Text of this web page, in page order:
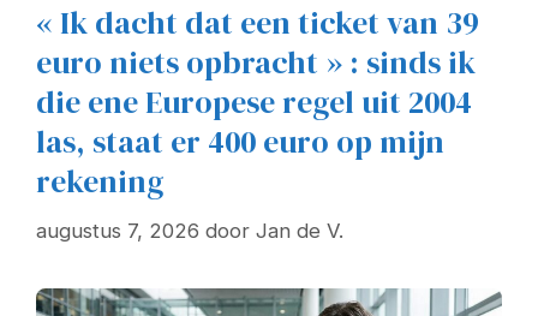
« Ik dacht dat een ticket van 39
euro niets opbracht » : sinds ik
die ene Europese regel uit 2004
las, staat er 400 euro op mijn
rekening
augustus 7, 2026 door Jan de V.